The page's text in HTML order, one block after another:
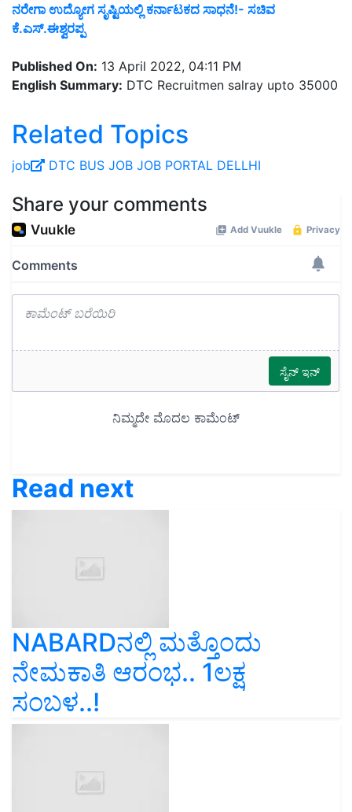
ನರೇಗಾ ಉದ್ಯೋಗ ಸೃಷ್ಟಿಯಲ್ಲಿ ಕರ್ನಾಟಕದ ಸಾಧನೆ!- ಸಚಿವ
ಕೆ.ಎಸ್.ಈಶ್ವರಪ್ಪ
Published On: 13 April 2022, 04:11 PM
English Summary: DTC Recruitmen salray upto 35000
Related Topics
job DTC BUS JOB JOB PORTAL DELLHI
Share your comments
Read next
NABARDನಲ್ಲಿ ಮತ್ತೊಂದು
ನೇಮಕಾತಿ ಆರಂಭ.. 1ಲಕ್ಷ
ಸಂಬಳ..!